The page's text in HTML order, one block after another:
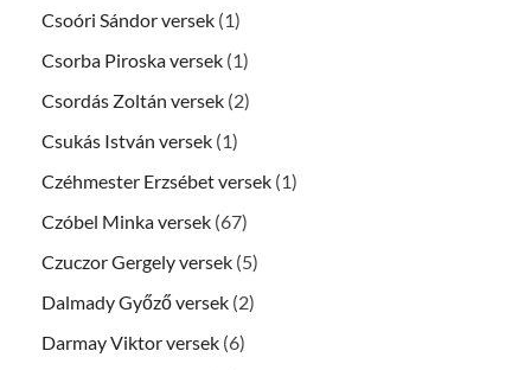
Csoóri Sándor versek (1)
Csorba Piroska versek (1)
Csordás Zoltán versek (2)
Csukás István versek (1)
Czéhmester Erzsébet versek (1)
Czóbel Minka versek (67)
Czuczor Gergely versek (5)
Dalmady Győző versek (2)
Darmay Viktor versek (6)